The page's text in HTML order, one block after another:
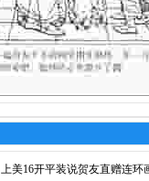
上美16开平装说贺友直赠连环